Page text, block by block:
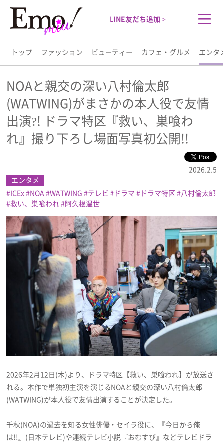
LINE友だち追加 >
トップ ファッション ビューティー カフェ・グルメ エンタ
トップ
ファッション
ビューティー
エンタメ
ライフスタイル
プレゼント
インタビュー
フィルム
Emoメン
ランキング
免責事項
NOAと親交の深い八村倫太郎
(WATWING)がまさかの本人役で友情
出演?! ドラマ特区『救い、巣喰わ
れ』撮り下ろし場面写真初公開!!
2026.2.5
エンタメ
ICEx NOA WATWING テレビ ドラマ ドラマ特区
八村倫太郎
救い、巣喰われ 阿久根温世
2026年2月12日(木)より、ドラマ特区【救い、巣喰われ】が放送さ
れる。本作で単独初主演を演じるNOAと親交の深い八村倫太郎
(WATWING)が本人役で友情出演することが決定した。
千秋(NOA)の過去を知る女性俳優・セイラ役に、『今日から俺
は!!』(日本テレビ)や連続テレビ小説『おむすび』などテレビドラ